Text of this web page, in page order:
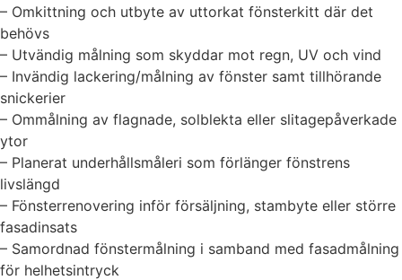
– Omkittning och utbyte av uttorkat fönsterkitt där det
behövs
– Utvändig målning som skyddar mot regn, UV och vind
– Invändig lackering/målning av fönster samt tillhörande
snickerier
– Ommålning av flagnade, solblekta eller slitagepåverkade
ytor
– Planerat underhållsmåleri som förlänger fönstrens
livslängd
– Fönsterrenovering inför försäljning, stambyte eller större
fasadinsats
– Samordnad fönstermålning i samband med fasadmålning
för helhetsintryck